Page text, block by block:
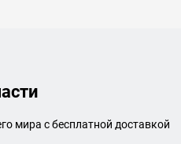
мира с бесплатной доставкой